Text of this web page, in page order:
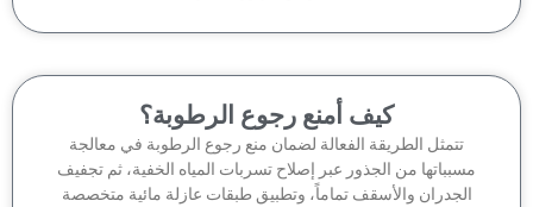
كيف أمنع رجوع الرطوبة؟
تتمثل الطريقة الفعالة لضمان منع رجوع الرطوبة في معالجة
من الجذور عبر إصلاح تسربات المياه الخفية، ثم تجفيف
الجدران والأسقف تماماً، وتطبيق طبقات عازلة مائية متخصصة